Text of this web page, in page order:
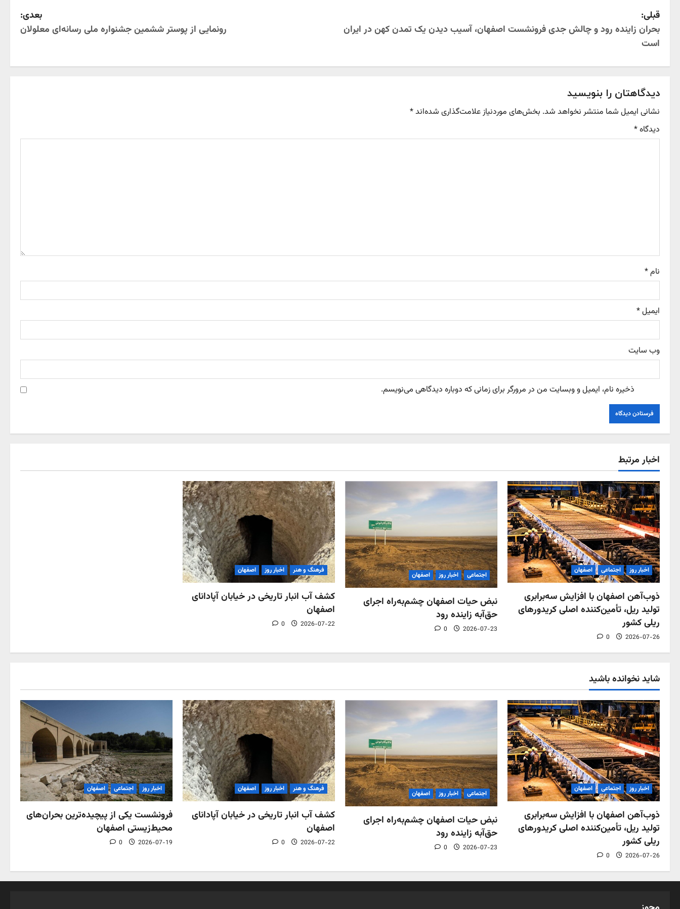
P
o
s
n
a
v
i
o
n
قبلی:
بحران زاینده رود و چالش جدی فرونشست اصفهان، آسیب دیدن یک تمدن کهن در ایران
است
بعدی:
رونمایی از پوستر ششمین جشنواره ملی رسانه‌ای معلولان
دیدگاهتان را بنویسید
نشانی ایمیل شما منتشر نخواهد شد. بخش‌های موردنیاز علامت‌گذاری شده‌اند*
دیدگاه*
نام*
ایمیل*
وب‌ سایت
ذخیره نام، ایمیل و وبسایت من در مرورگر برای زمانی که دوباره دیدگاهی می‌نویسم.
اخبار مرتبط
اخبار روز اجتماعی اصفهان
ذوب‌آهن اصفهان با افزایش سه‌برابری
تولید ریل، تأمین‌کننده اصلی کریدورهای
ریلی کشور
2026-07-26
0
اجتماعی اخبار روز اصفهان
نبض حیات اصفهان چشم‌به‌راه اجرای
حق‌آبه زاینده رود
2026-07-23
0
فرهنگ و هنر اخبار روز اصفهان
کشف آب‌ انبار تاریخی در خیابان آپادانای
اصفهان
2026-07-22
0
شاید نخوانده باشید
اخبار روز اجتماعی اصفهان
ذوب‌آهن اصفهان با افزایش سه‌برابری
تولید ریل، تأمین‌کننده اصلی کریدورهای
ریلی کشور
2026-07-26
0
اجتماعی اخبار روز اصفهان
نبض حیات اصفهان چشم‌به‌راه اجرای
حق‌آبه زاینده رود
2026-07-23
0
فرهنگ و هنر اخبار روز اصفهان
کشف آب‌ انبار تاریخی در خیابان آپادانای
اصفهان
2026-07-22
0
اخبار روز اجتماعی اصفهان
فرونشست یکی از پیچیده‌ترین بحران‌های
محیط‌زیستی اصفهان
2026-07-19
0